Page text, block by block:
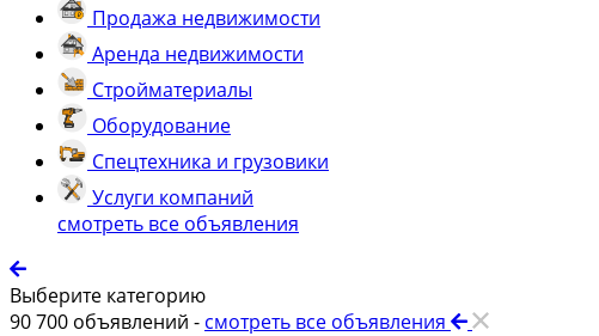
Продажа недвижимости
Аренда недвижимости
Стройматериалы
Оборудование
Спецтехника и грузовики
Услуги компаний
смотреть все объявления
Выберите категорию
90 700 объявлений - смотреть все объявления